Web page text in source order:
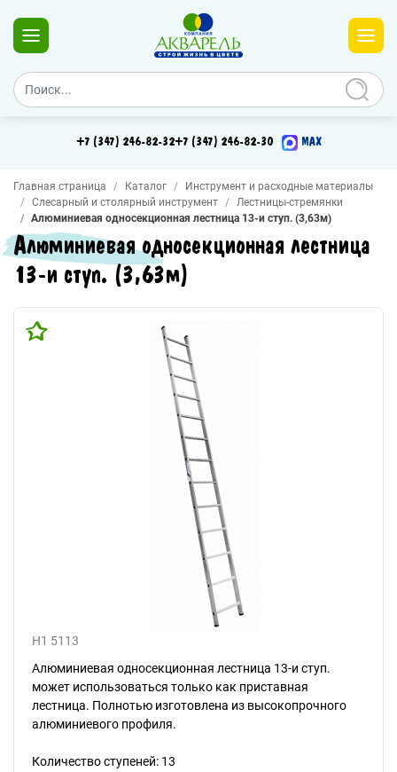
+7 (347) 246-82-32+7 (347) 246-82-30 MAX
Главная страница Каталог
Инструмент и расходные материалы
Слесарный и столярный инструмент
Лестницы-стремянки
Алюминиевая односекционная лестница 13-и ступ. (3,63м)
Алюминиевая односекционная лестница
13-и ступ. (3,63м)
H1 5113
Алюминиевая односекционная лестница 13-и ступ.
может использоваться только как приставная
лестница. Полнотью изготовлена из высокопрочного
алюминиевого профиля.
Количество ступеней: 13